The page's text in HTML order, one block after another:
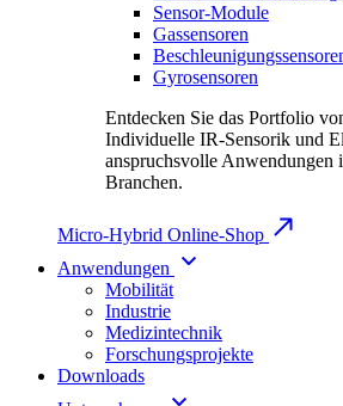
Sensor-Module
Gassensoren
Gyrosensoren
Entdecken Sie das Portfolio
Individuelle IR-Sensorik und
anspruchsvolle Anwendungen
Branchen.
Micro-Hybrid Online-Shop
Anwendungen
Mobilität
Industrie
Medizintechnik
Forschungsprojekte
Downloads